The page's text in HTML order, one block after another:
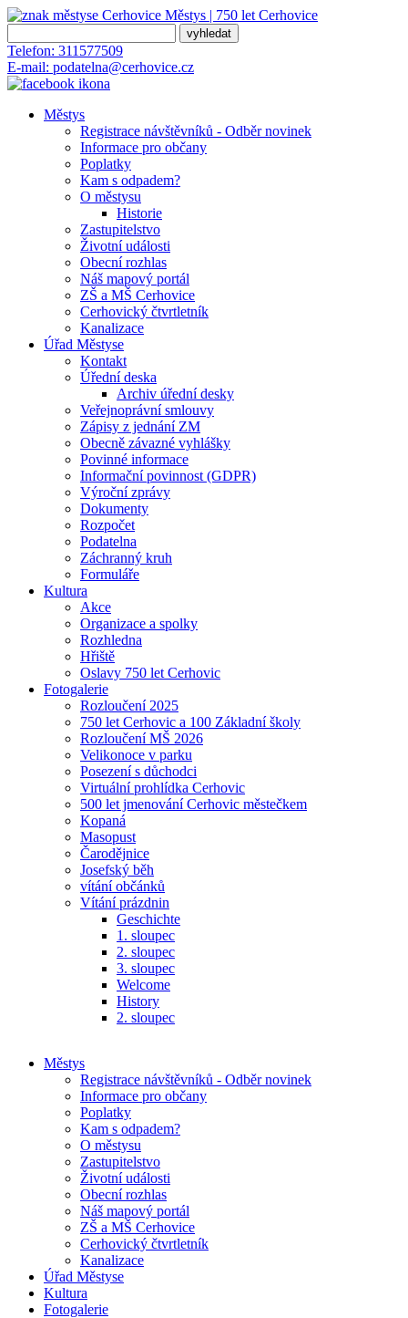
Městys | 750 let Cerhovice
Telefon: 311577509
E-mail: podatelna@cerhovice.cz
Městys
Registrace návštěvníků - Odběr novinek
Informace pro občany
Poplatky
Kam s odpadem?
O městysu
Historie
Zastupitelstvo
Životní události
Obecní rozhlas
Náš mapový portál
ZŠ a MŠ Cerhovice
Cerhovický čtvrtletník
Kanalizace
Úřad Městyse
Kontakt
Úřední deska
Archiv úřední desky
Veřejnoprávní smlouvy
Zápisy z jednání ZM
Obecně závazné vyhlášky
Povinné informace
Informační povinnost (GDPR)
Výroční zprávy
Dokumenty
Rozpočet
Podatelna
Záchranný kruh
Formuláře
Kultura
Akce
Organizace a spolky
Rozhledna
Hřiště
Oslavy 750 let Cerhovic
Fotogalerie
Rozloučení 2025
750 let Cerhovic a 100 Základní školy
Rozloučení MŠ 2026
Velikonoce v parku
Posezení s důchodci
Virtuální prohlídka Cerhovic
500 let jmenování Cerhovic městečkem
Kopaná
Masopust
Čarodějnice
Josefský běh
vítání občánků
Vítání prázdnin
Geschichte
1. sloupec
2. sloupec
3. sloupec
Welcome
History
2. sloupec
Městys
Registrace návštěvníků - Odběr novinek
Informace pro občany
Poplatky
Kam s odpadem?
O městysu
Zastupitelstvo
Životní události
Obecní rozhlas
Náš mapový portál
ZŠ a MŠ Cerhovice
Cerhovický čtvrtletník
Kanalizace
Úřad Městyse
Kultura
Fotogalerie